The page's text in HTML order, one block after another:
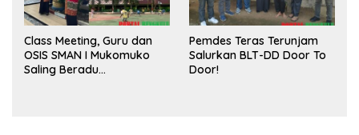
Class Meeting, Guru dan
OSIS SMAN I Mukomuko
Saling Beradu
Pemdes Teras Terunjam
Salurkan BLT-DD Door To
Door!